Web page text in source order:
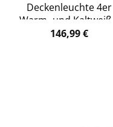
Deckenleuchte 4er
Warm- und Kaltweiß –
weiß
146,99€